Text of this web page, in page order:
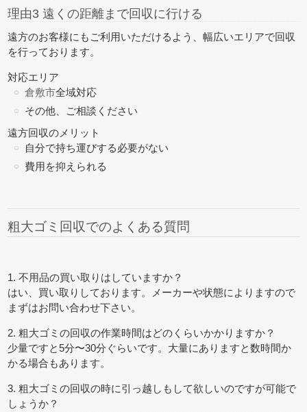
理由3 遠くの距離まで回収に行ける
遠方のお客様にもご利用いただけるよう、幅広いエリアで回収
を行っております。
対応エリア
倉敷市全域対応
その他、ご相談ください
遠方回収のメリット
自分で持ち運びする必要がない
費用を抑えられる
粗大ゴミ回収でのよくある質問
1. 不用品の買い取りはしていますか？
はい、買い取りしております。メーカーや状態によりますので
まずはお問い合わせ下さい。
2. 粗大ゴミの回収の作業時間はどのくらいかかりますか？
少量ですと5分〜30分ぐらいです。大量にありますと数時間か
かる場合もあります。
3. 粗大ゴミの回収の時に引っ越しもして欲しいのですが可能で
しょうか？